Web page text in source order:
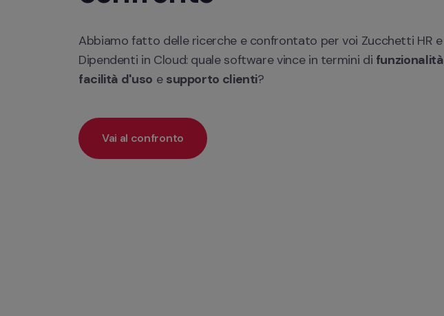
Abbiamo fatto delle ricerche e confrontato per voi Zucchetti HR e
Dipendenti in Cloud: quale software vince in termini di funzionalità
facilità d'uso e supporto clienti?
Vai al confronto